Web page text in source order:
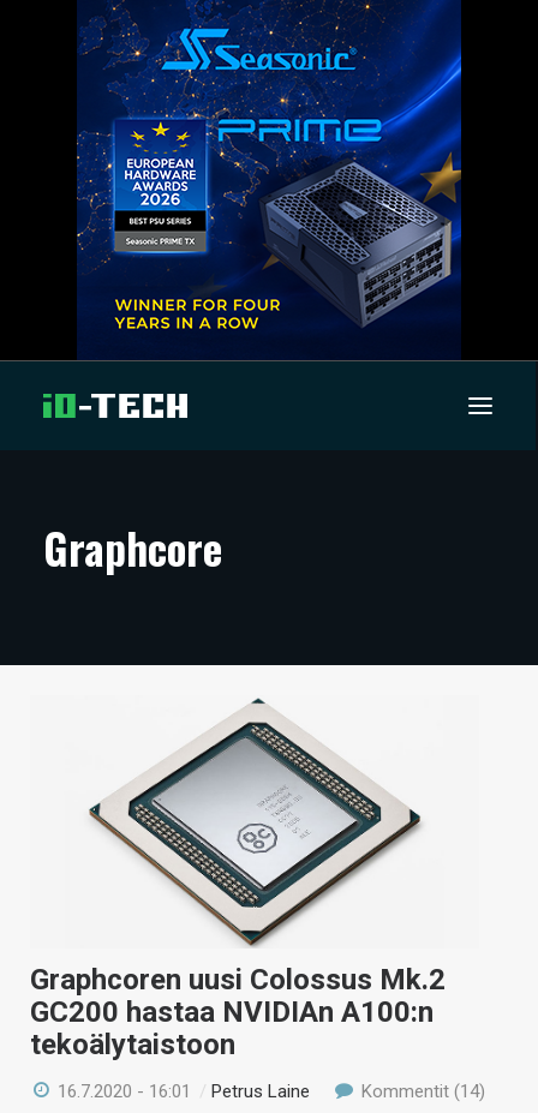
ARTIKKELIT
TECHBBS
HAKU
Graphcore
Graphcoren uusi Colossus Mk.2
GC200 hastaa NVIDIAn A100:n
tekoälytaistoon
16.7.2020 - 16:01 /Petrus Laine Kommentit (14)